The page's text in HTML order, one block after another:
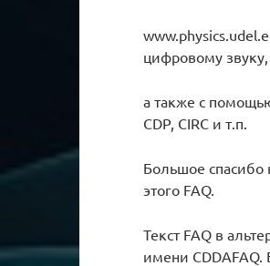
цифровому звуку,
а также с
CDP, CIRC и т.п.
Большое
этого FAQ.
Текст FAQ в
имени